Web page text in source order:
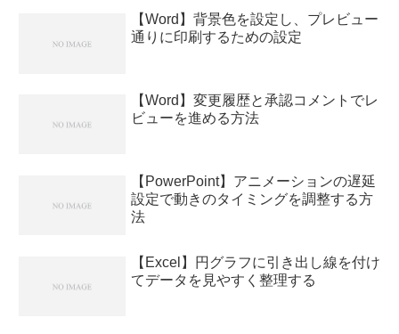
【Word】背景色を設定し、プレビュー
通りに印刷するための設定
【Word】変更履歴と承認コメントでレ
ビューを進める方法
【PowerPoint】アニメーションの遅延
設定で動きのタイミングを調整する方
法
【Excel】円グラフに引き出し線を付け
てデータを見やすく整理する